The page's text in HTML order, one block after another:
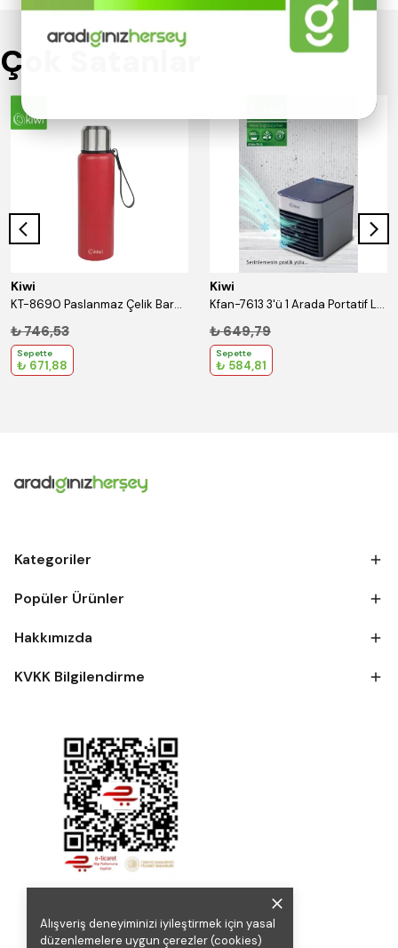
Alışveriş deneyiminizi iyileştirmek için yasal
düzenlemelere uygun çerezler (cookies)
Çok Satanlar
Kiwi
KT-8690 Paslanmaz Çelik Bardaklı 750 Ml Termos Kırmızı
₺ 746,53
Sepette
₺ 671,88
Kiwi
Kfan-7613 3'ü 1 Arada Portatif Led Işıklı İyonizer Hava Soğutucu Nemlendirici ve Temizleyici
₺ 649,79
Sepette
₺ 584,81
Kategoriler
Popüler Ürünler
Hakkımızda
KVKK Bilgilendirme